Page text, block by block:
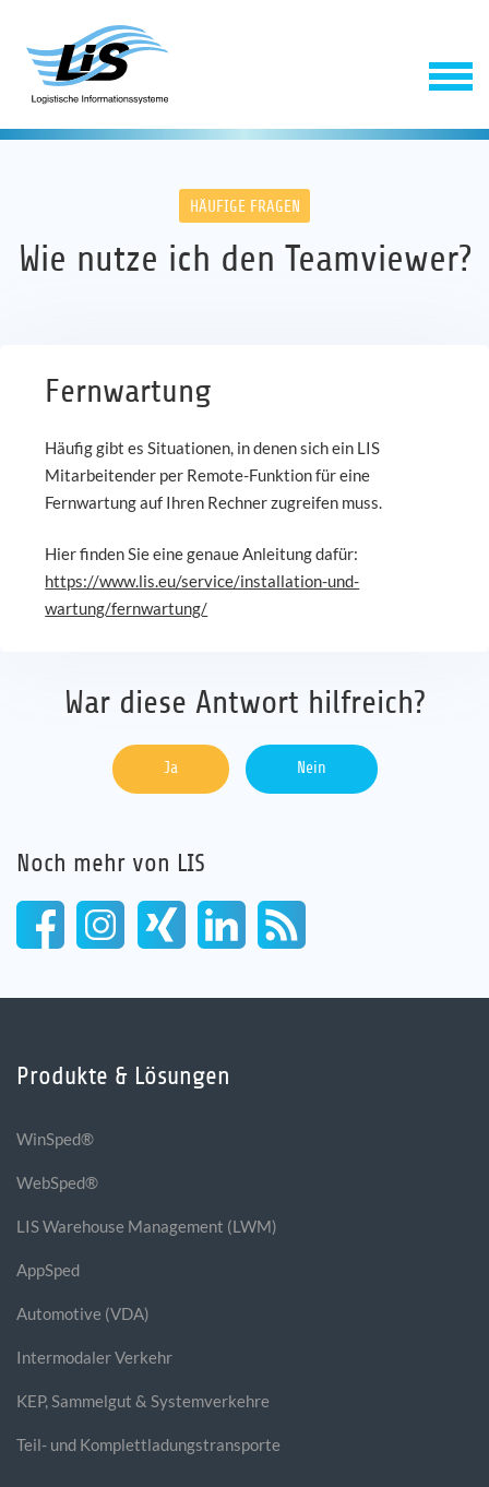
Unternehmen
Referenzen
Kontakt
HÄUFIGE FRAGEN
Wie nutze ich den Teamviewer?
Fernwartung
Häufig gibt es Situationen, in denen sich ein LIS
Mitarbeitender per Remote-Funktion für eine
Fernwartung auf Ihren Rechner zugreifen muss.
Hier finden Sie eine genaue Anleitung dafür:
https://www.lis.eu/service/installation-und-
wartung/fernwartung/
War diese Antwort hilfreich?
Ja Nein
Noch mehr von LIS
Produkte & Lösungen
WinSped®
WebSped®
LIS Warehouse Management (LWM)
AppSped
Automotive (VDA)
Intermodaler Verkehr
KEP, Sammelgut & Systemverkehre
Teil- und Komplettladungstransporte